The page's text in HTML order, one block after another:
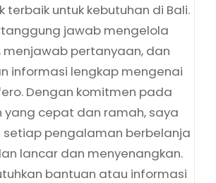
terbaik untuk kebutuhan di Bali.
jawab mengelola
menjawab pertanyaan, dan
informasi lengkap mengenai
Dengan komitmen pada
yang cepat dan ramah, saya
pengalaman berbelanja
lancar dan menyenangkan.
bantuan atau informasi